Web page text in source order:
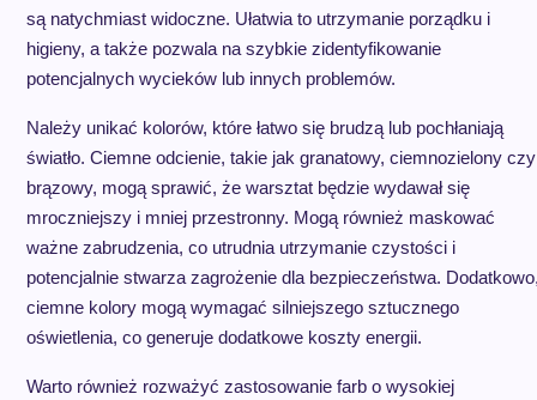
są natychmiast widoczne. Ułatwia to utrzymanie porządku i
higieny, a także pozwala na szybkie zidentyfikowanie
potencjalnych wycieków lub innych problemów.
Należy unikać kolorów, które łatwo się brudzą lub pochłaniają
światło. Ciemne odcienie, takie jak granatowy, ciemnozielony czy
brązowy, mogą sprawić, że warsztat będzie wydawał się
mroczniejszy i mniej przestronny. Mogą również maskować
ważne zabrudzenia, co utrudnia utrzymanie czystości i
potencjalnie stwarza zagrożenie dla bezpieczeństwa.
ciemne kolory mogą wymagać silniejszego sztucznego
oświetlenia, co generuje dodatkowe koszty energii.
Warto również rozważyć zastosowanie farb o wysokiej